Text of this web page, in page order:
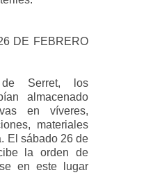
DE FEBRERO
Serret, los
almacenado
en víveres,
materiales
El sábado 26 de
la orden de
en este lugar